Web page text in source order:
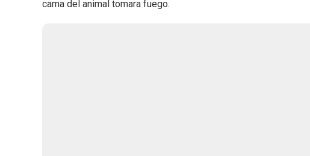
cama del animal tomara fuego.